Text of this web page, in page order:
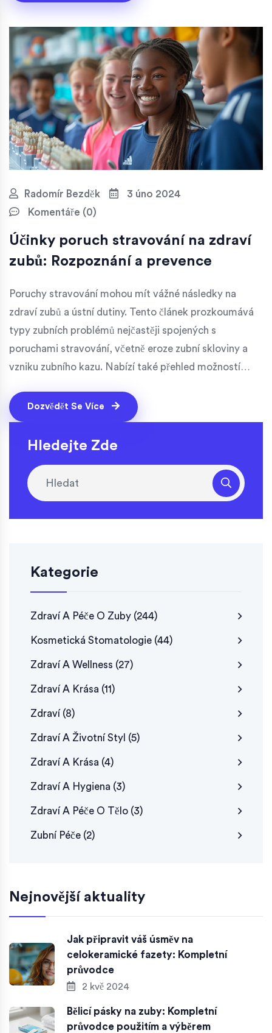
Radomír Bezděk
3 úno 2024
Komentáře (0)
Účinky poruch stravování na zdraví
zubů: Rozpoznání a prevence
Poruchy stravování mohou mít vážné následky na
zdraví zubů a ústní dutiny. Tento článek prozkoumává
typy zubních problémů nejčastěji spojených s
poruchami stravování, včetně eroze zubní skloviny a
vzniku zubního kazu. Nabízí také přehled možností
způsobem stravovací návyky ovlivňují ústní zdraví, aby
bylo možné přijmout odpovídající opatření k jeho
ochraně.
Dozvědět Se Více
Hledejte Zde
Kategorie
Zdraví A Péče O Zuby (244)
Kosmetická Stomatologie (44)
Zdraví A Wellness (27)
Zdraví A Krása (11)
Zdraví (8)
Zdraví A Životní Styl (5)
Zdraví A Krása (4)
Zdraví A Hygiena (3)
Zdraví A Péče O Tělo (3)
Zubní Péče (2)
Nejnovější aktuality
Jak připravit váš úsměv na
celokeramické fazety: Kompletní
průvodce
2 kvě 2024
Bělicí pásky na zuby: Kompletní
průvodce použitím a výběrem